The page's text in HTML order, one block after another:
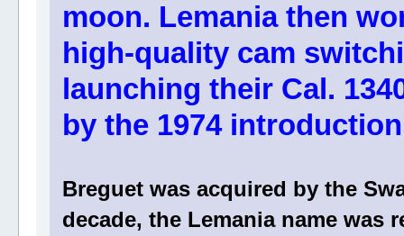
moon. Lemania then
high-quality cam
launching their Cal.
by the 1974
Breguet was acquired by the
decade, the Lemania name was